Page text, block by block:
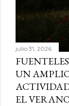
julio 31, 2026
UN
EL